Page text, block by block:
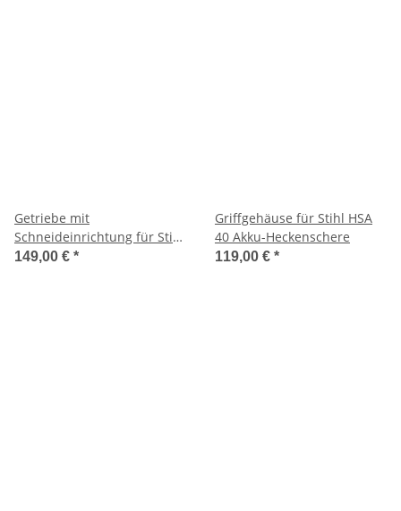
Getriebe mit
Schneideinrichtung für Stihl
HSA 30 Akku-Heckenschere
149,00 € *
Griffgehäuse für Stihl HSA
40 Akku-Heckenschere
119,00 € *